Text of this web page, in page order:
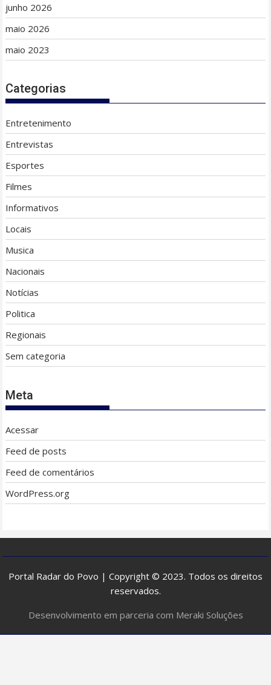
junho 2026
maio 2026
maio 2023
Categorias
Entretenimento
Entrevistas
Esportes
Filmes
Informativos
Locais
Musica
Nacionais
Notícias
Politica
Regionais
Sem categoria
Meta
Acessar
Feed de posts
Feed de comentários
WordPress.org
Portal Radar do Povo | Copyright © 2023. Todos os direitos
reservados.
Desenvolvimento em parceria com Meraki Soluções